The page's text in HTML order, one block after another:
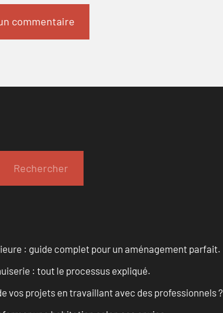
Rechercher
: guide complet pour un aménagement parfait.
: tout le processus expliqué.
vos projets en travaillant avec des professionnels ?